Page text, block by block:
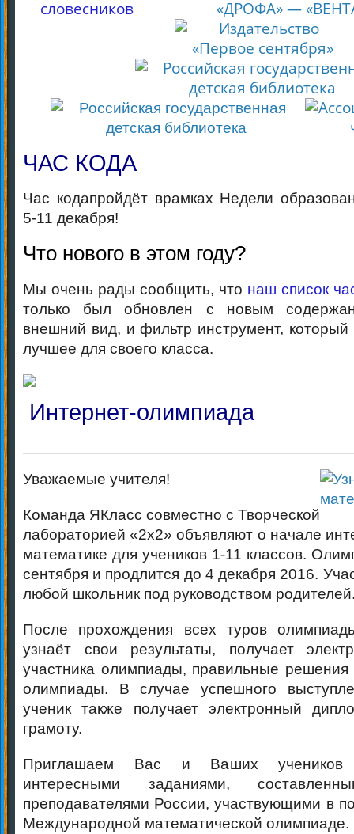
ЧАС КОДА
Час кодапройдёт врамках Недели
5-11 декабря!
Что нового в этом году?
Мы очень рады сообщить, что наш список
только был обновлен с новым
внешний вид, и фильтр инструмент, который
лучшее для своего класса.
Интернет-олимпиада
Уважаемые учителя!
Команда ЯКласс совместно с Творческой
лабораторией «2х2» объявляют о начале
математике для учеников 1-11 классов.
сентября и продлится до 4 декабря 2016.
любой школьник под руководством
После прохождения всех туров
узнаёт свои результаты, получает
участника олимпиады, правильные
олимпиады. В случае успешного
ученик также получает электронный
грамоту.
Приглашаем Вас и Ваших учеников
интересными заданиями,
преподавателями России, участвующими в
Международной математической олимпиаде.